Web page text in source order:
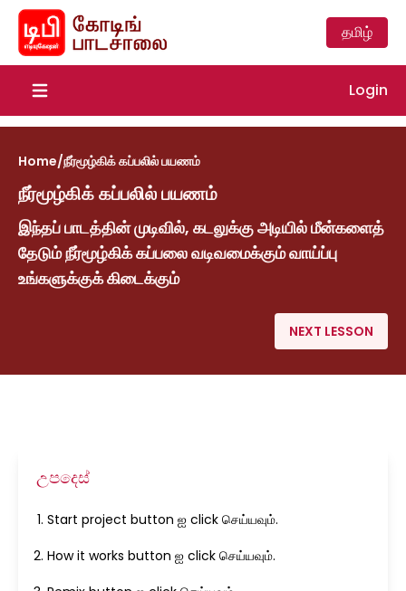
தமிழ்
Open main menu Login
Home/நீர்மூழ்கிக் கப்பலில் பயணம்
நீர்மூழ்கிக் கப்பலில் பயணம்
இந்தப் பாடத்தின் முடிவில், கடலுக்கு அடியில் மீன்களைத்
தேடும் நீர்மூழ்கிக் கப்பலை வடிவமைக்கும் வாய்ப்பு
உங்களுக்குக் கிடைக்கும்
NEXT LESSON
උපදෙස්
Start project button ஐ click செய்யவும்.
How it works button ஐ click செய்யவும்.